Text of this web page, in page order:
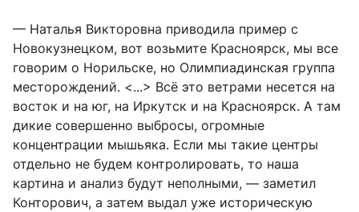
— Наталья Викторовна приводила пример с
Новокузнецком, вот возьмите Красноярск, мы все
говорим о Норильске, но Олимпиадинская группа
месторождений. <...> Всё это ветрами несется на
восток и на юг, на Иркутск и на Красноярск. А там
дикие совершенно выбросы, огромные
концентрации мышьяка. Если мы такие центры
отдельно не будем контролировать, то наша
картина и анализ будут неполными, — заметил
Конторович, а затем выдал уже историческую